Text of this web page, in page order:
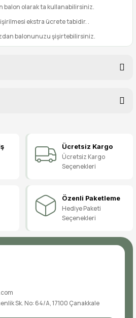
balon olarak ta kullanabilirsiniz.
ekstra ücrete tabidir. .
balonunuzu şişirtebilirsiniz.
Yorum Yaz Ücretsiz Kargo
Ücretsiz Kargo
Seçenekleri
Özenli Paketleme
Hediye Paketi
Seçenekleri
Sk. No: 64/A, 17100 Çanakkale